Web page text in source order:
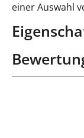
einer Auswahl